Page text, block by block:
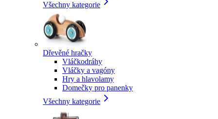
Všechny kategorie
Dřevěné hračky
Vláčkodráhy
Vláčky a vagóny
Hry a hlavolamy
Domečky pro panenky
Všechny kategorie